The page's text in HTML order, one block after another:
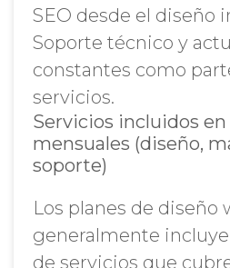
SEO desde el diseño
Soporte técnico y
constantes como
servicios.
Servicios incluidos en
mensuales (diseño,
soporte)
Los planes de diseño
generalmente
de servicios que